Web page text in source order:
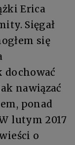
Erica
Sięgał
się
dochować
nawiązać
ponad
lutym 2017
o